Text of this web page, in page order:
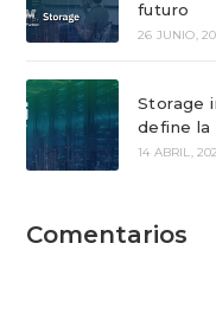
futuro
26 JUNIO,
Storage
define la
14 ABRIL,
Comentarios